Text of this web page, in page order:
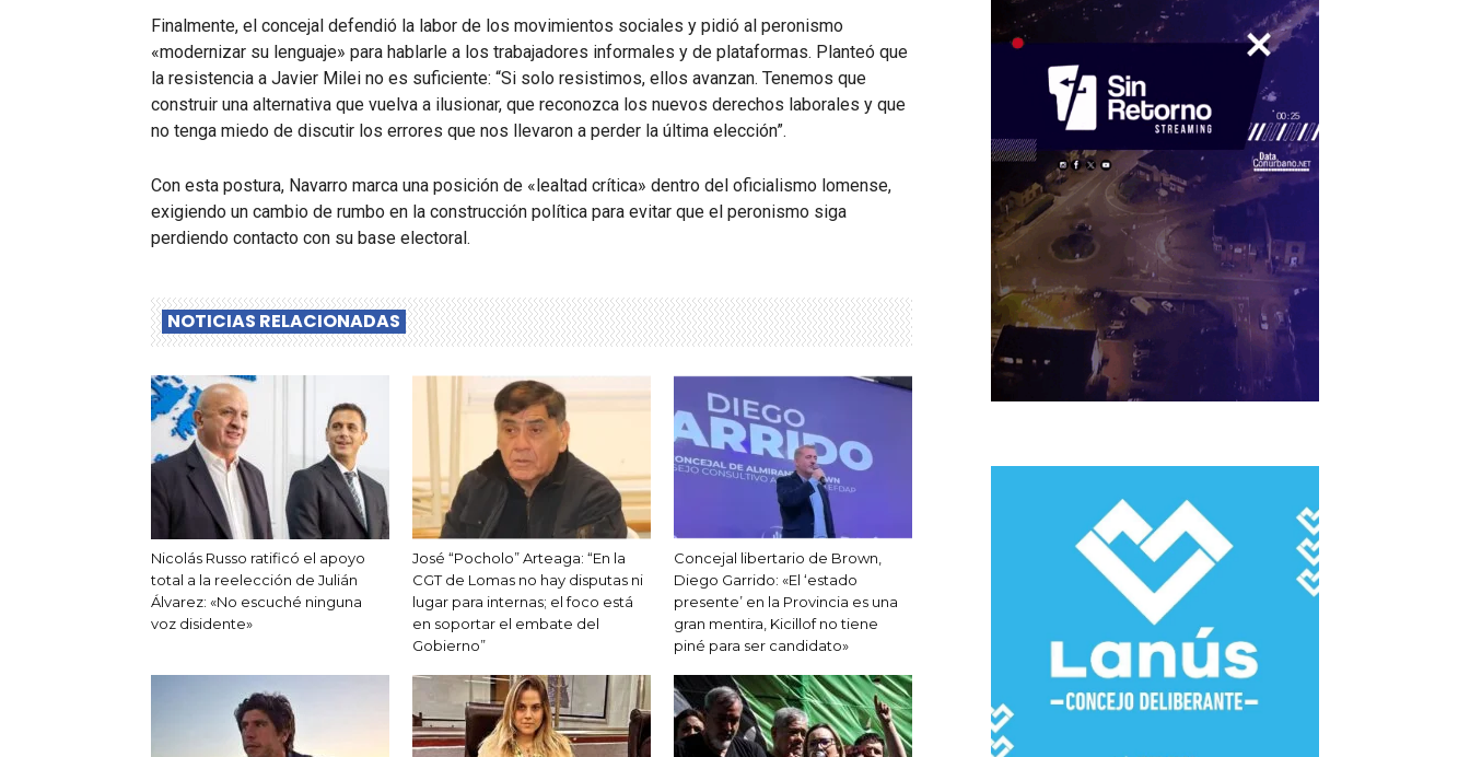
Finalmente, el concejal defendió la labor de los movimientos sociales y pidió al peronismo
«modernizar su lenguaje» para hablarle a los trabajadores informales y de plataformas. Planteó que
la resistencia a Javier Milei no es suficiente: “Si solo resistimos, ellos avanzan. Tenemos que
construir una alternativa que vuelva a ilusionar, que reconozca los nuevos derechos laborales y que
no tenga miedo de discutir los errores que nos llevaron a perder la última elección”.
Con esta postura, Navarro marca una posición de «lealtad crítica» dentro del oficialismo lomense,
exigiendo un cambio de rumbo en la construcción política para evitar que el peronismo siga
perdiendo contacto con su base electoral.
NOTICIAS RELACIONADAS
Nicolás Russo ratificó el apoyo
total a la reelección de Julián
Álvarez: «No escuché ninguna
voz disidente»
José “Pocholo” Arteaga: “En la
CGT de Lomas no hay disputas ni
lugar para internas; el foco está
en soportar el embate del
Gobierno”
Concejal libertario de Brown,
Diego Garrido: «El ‘estado
presente’ en la Provincia es una
gran mentira, Kicillof no tiene
piné para ser candidato»